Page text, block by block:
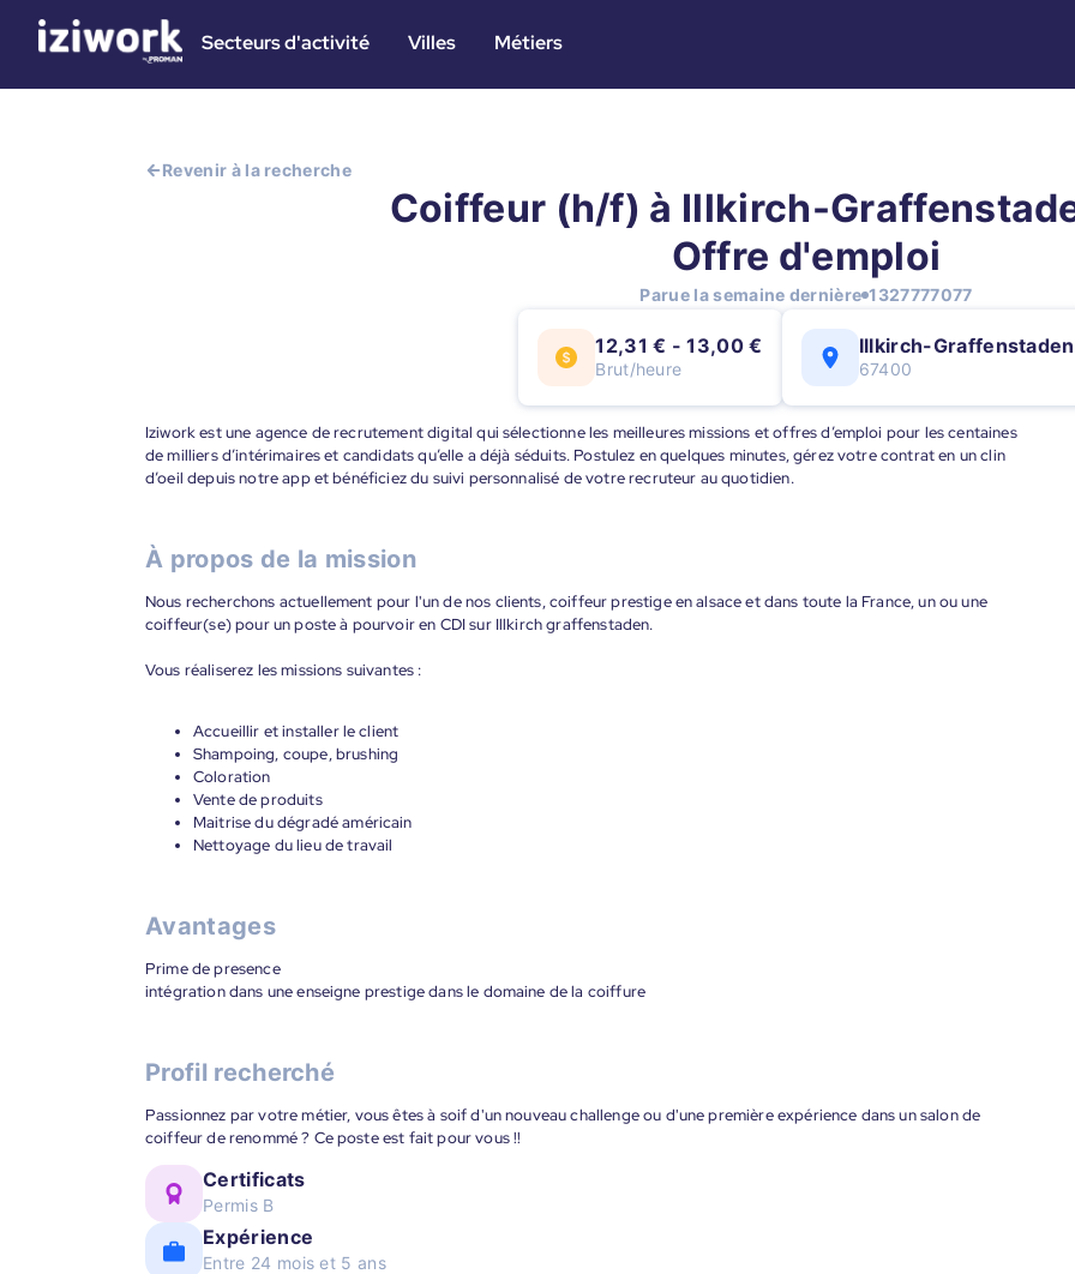
Secteurs d'activité Villes Métiers
Revenir à la recherche
Coiffeur (h/f) à Illkirch-
Offre d'emploi
Parue la semaine dernière 1327777077
12,31 € - 13,00 €
Brut/heure
Illkirch-Graffenstaden
67400
Iziwork est une agence de recrutement digital qui sélectionne les meilleures missions et offres d’emploi pour les centaines
de milliers d’intérimaires et candidats qu’elle a déjà séduits. Postulez en quelques minutes, gérez votre contrat en un clin
d’oeil depuis notre app et bénéficiez du suivi personnalisé de votre recruteur au quotidien.
À propos de la mission
Nous recherchons actuellement pour l'un de nos clients, coiffeur prestige en alsace et dans toute la France, un ou une
coiffeur(se) pour un poste à pourvoir en CDI sur Illkirch graffenstaden.
Vous réaliserez les missions suivantes :
Accueillir et installer le client
Shampoing, coupe, brushing
Coloration
Vente de produits
Maitrise du dégradé américain
Nettoyage du lieu de travail
Avantages
Prime de presence
intégration dans une enseigne prestige dans le domaine de la coiffure
Profil recherché
Passionnez par votre métier, vous êtes à soif d'un nouveau challenge ou d'une première expérience dans un salon de
coiffeur de renommé ? Ce poste est fait pour vous !!
Certificats
Permis B
Expérience
Entre 24 mois et 5 ans